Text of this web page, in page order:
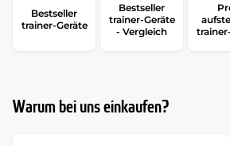
Bestseller
trainer-Geräte
Bestseller
trainer-Geräte
- Vergleich
Warum bei uns einkaufen?